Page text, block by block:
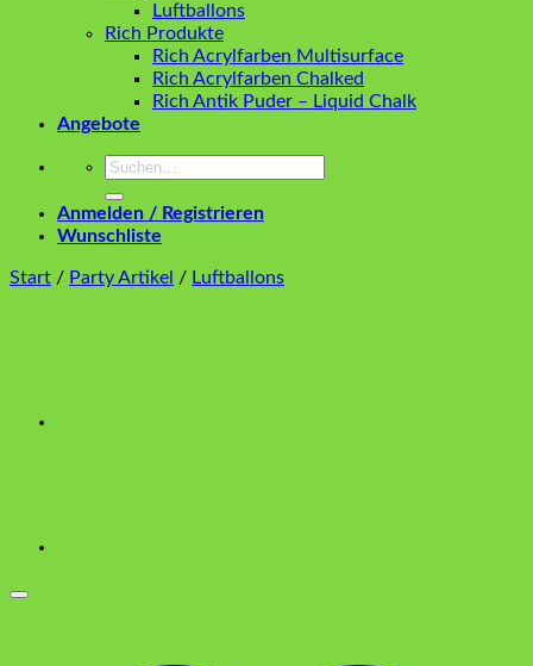
Luftballons
Rich Produkte
Rich Acrylfarben Multisurface
Rich Acrylfarben Chalked
Rich Antik Puder – Liquid Chalk
Angebote
Suchen
Anmelden / Registrieren
Wunschliste
Start / Party Artikel / Luftballons